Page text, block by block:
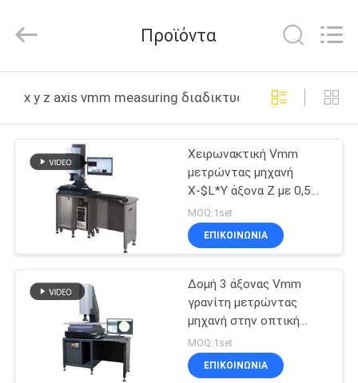
ΠΡΟΪΌΝΤΑ
ΣΧΕΤΙΚΆ
ΕΜΆΣ
ΕΠΙΣΚΈΨΕΙΣ
ΕΡΓΟΣΤΆΣΙΟ
Technology
Reserved.
Προϊόντα
x y z axis vmm measuring διαδικτυακή κατασκευή
Χειρωνακτική Vmm
μετρώντας μηχανή
X-$L*Y άξονα Ζ με 0,5
κλίμακα ψηφίσματος um
MOQ:1set
ΕΠΙΚΟΙΝΩΝΙΑ
Δομή 3 άξονας Vmm
γρανίτη μετρώντας
μηχανή στην οπτική
μέτρηση
MOQ:1set
ΕΠΙΚΟΙΝΩΝΙΑ